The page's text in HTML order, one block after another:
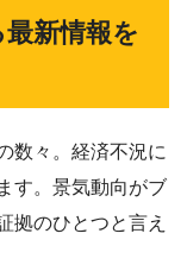
新情報を
数々。経済不況に
す。景気動向がブ
拠のひとつと言え